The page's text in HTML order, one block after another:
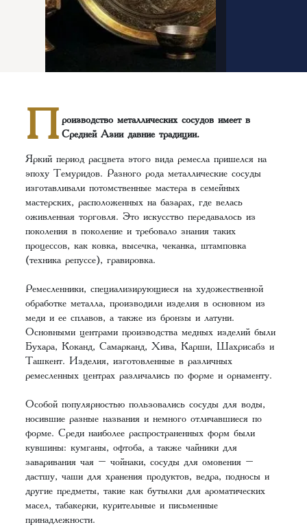
П роизводство металлических сосудов имеет в
Средней Азии давние традиции.
Яркий период расцвета этого вида ремесла пришелся на
эпоху Темуридов. Разного рода металлические сосуды
изготавливали потомственные мастера в семейных
мастерских, расположенных на базарах, где велась
оживленная торговля. Это искусство передавалось из
поколения в поколение и требовало знания таких
процессов, как ковка, высечка, чеканка, штамповка
(техника репуссе), гравировка.
Ремесленники, специализирующиеся на художественной
обработке металла, производили изделия в основном из
меди и ее сплавов, а также из бронзы и латуни.
Основными центрами производства медных изделий были
Бухара, Коканд, Самарканд, Хива, Карши, Шахрисабз и
Ташкент. Изделия, изготовленные в различных
ремесленных центрах различались по форме и орнаменту.
Особой популярностью пользовались сосуды для воды,
носившие разные названия и немного отличавшиеся по
форме. Среди наиболее распространенных форм были
кувшины: кумганы, офтоба, а также чайники для
заваривания чая – чойнаки, сосуды для омовения –
дастшу, чаши для хранения продуктов, ведра, подносы и
другие предметы, такие как бутылки для ароматических
масел, табакерки, курительные и письменные
принадлежности.